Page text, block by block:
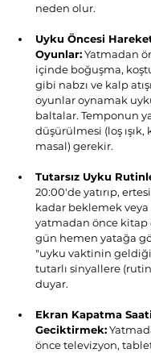
neden olur.
Uyku Öncesi
Oyunlar: Yatmadan
içinde boğuşma,
gibi nabzı ve kalp
oyunlar oynamak
baltalar. Temponun
düşürülmesi (loş
masal) gerekir.
Tutarsız Uyku
20:00'de yatırıp,
kadar beklemek
yatmadan önce kitap
gün hemen yatağa
"uyku vaktinin
tutarlı sinyallere
duyar.
Ekran Kapatma
Geciktirmek:
önce televizyon,